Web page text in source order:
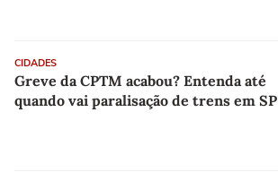
CIDADES
Greve da CPTM acabou? Entenda até
quando vai paralisação de trens em SP